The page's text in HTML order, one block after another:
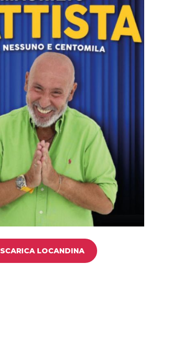
SCARICA LOCANDINA